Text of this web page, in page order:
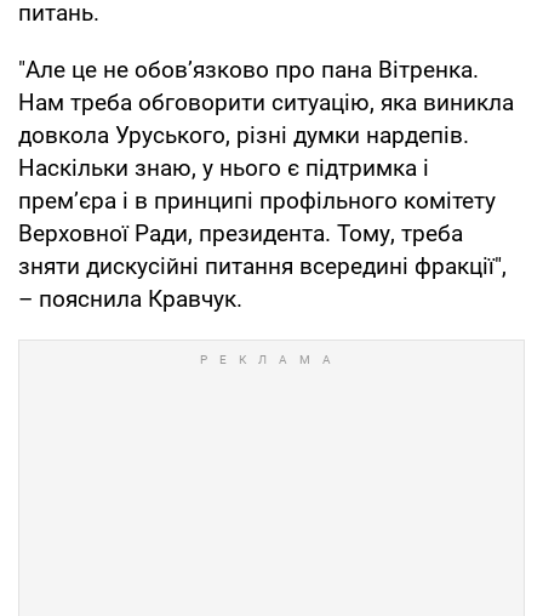
питань.
"Але це не обов’язково про пана Вітренка.
Нам треба обговорити ситуацію, яка виникла
довкола Уруського, різні думки нардепів.
Наскільки знаю, у нього є підтримка і
прем’єра і в принципі профільного комітету
Верховної Ради, президента. Тому, треба
зняти дискусійні питання всередині фракції",
– пояснила Кравчук.